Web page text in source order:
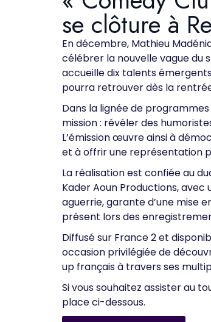
se clôture à
En décembre, Mathieu
célébrer la nouvelle vague du
accueille dix talents
pourra retrouver dès la
Dans la lignée de
mission : révéler des
L’émission œuvre ainsi à
et à offrir une représentation
La réalisation est confiée au
Kader Aoun Productions, avec
aguerrie, garante d’une mise
présent lors des
Diffusé sur France 2 et
occasion privilégiée de
up français à travers ses
Si vous souhaitez assister au
place ci-dessous.